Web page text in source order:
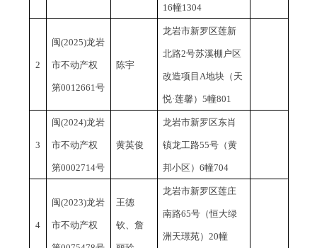
16幢1304
2
闽(2025)龙岩
市不动产权
第0012661号
陈宇
龙岩市新罗区莲新
北路2号苏溪棚户区
改造项目A地块（天
悦·莲馨）5幢801
3
闽(2024)龙岩
市不动产权
第0002714号
黄英俊
龙岩市新罗区东肖
镇龙工路55号（黄
邦小区）6幢704
4
闽(2023)龙岩
市不动产权
王德
钦、詹
龙岩市新罗区莲庄
南路65号（恒大绿
洲天璟苑）20幢